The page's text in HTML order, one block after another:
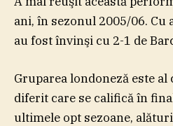
ani, în sezonul 2005/06. Cu
au fost învinşi cu 2-1 de
Gruparea londoneză este
diferit care se califică în
ultimele opt sezoane,